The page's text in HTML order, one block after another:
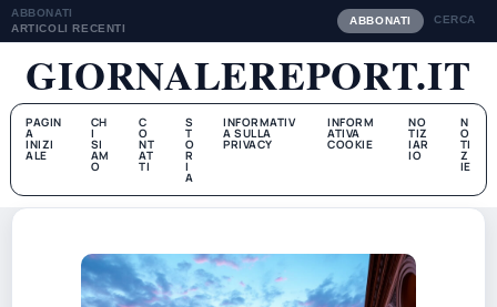
ABBONATI
ARTICOLI RECENTI
ABBONATI CERCA
GIORNALEREPORT.IT
PAGIN
A
INIZI
ALE
CH
I
SI
AM
O
C
O
NT
AT
TI
S
T
O
R
I
A
INFORMATIV
A SULLA
PRIVACY
INFORM
ATIVA
COOKIE
NO
TIZ
IAR
IO
N
O
TI
Z
IE